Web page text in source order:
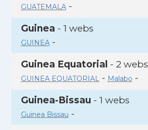
GUATEMALA-
Guinea - 1 webs
GUINEA-
Guinea Equatorial - 2 webs
GUINEA EQUATORIAL- Malabo -
Guinea-Bissau - 1 webs
Guinea Bissau -